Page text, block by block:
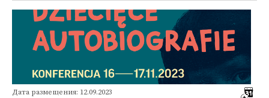
Дата размещения: 12.09.2023